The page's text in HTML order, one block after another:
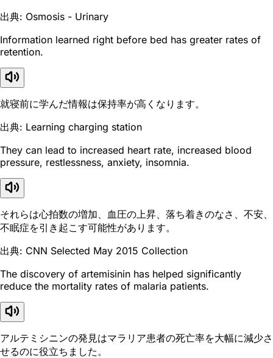
出典: Osmosis - Urinary
Information learned right before bed has greater rates of
retention.
就寝前に学んだ情報は保持率が高くなります。
出典: Learning charging station
They can lead to increased heart rate, increased blood
pressure, restlessness, anxiety, insomnia.
それらは心拍数の増加、血圧の上昇、落ち着きのなさ、不安、
不眠症を引き起こす可能性があります。
出典: CNN Selected May 2015 Collection
The discovery of artemisinin has helped significantly
reduce the mortality rates of malaria patients.
アルテミシニンの発見はマラリア患者の死亡率を大幅に減少さ
せるのに役立ちました。